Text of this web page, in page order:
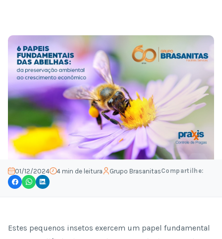
01/12/2024 4 min de leitura Grupo BrasanitasCompartilhe:
Estes pequenos insetos exercem um papel fundamental